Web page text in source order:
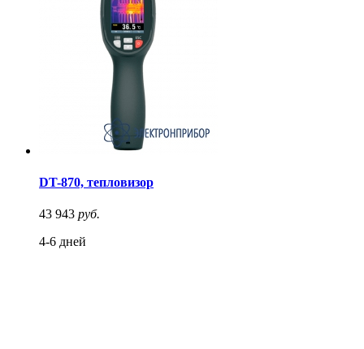
DT-870, тепловизор
43 943 руб.
4-6 дней